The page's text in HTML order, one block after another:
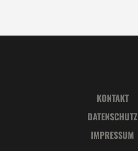
KONTAKT
DATENSCHUTZ
IMPRESSUM